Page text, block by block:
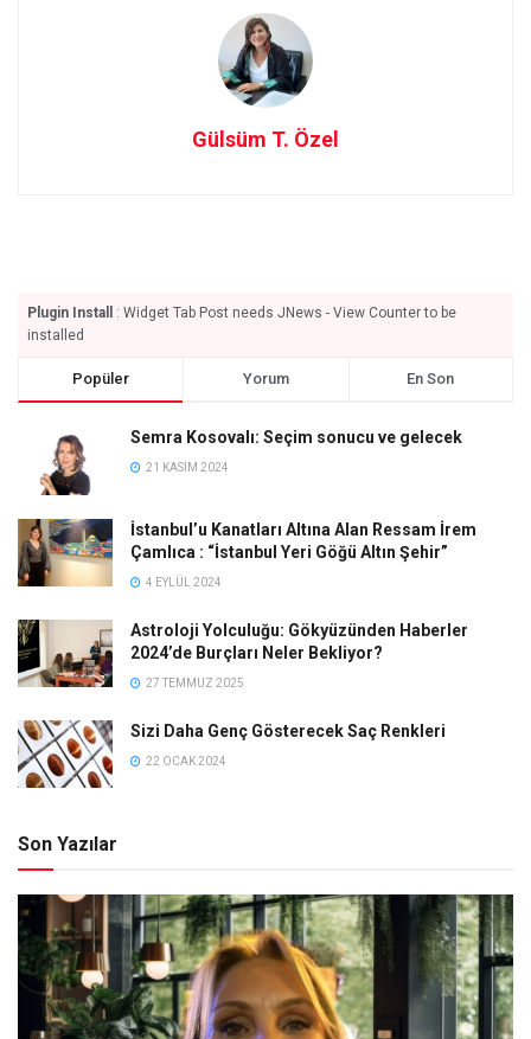
Gülsüm T. Özel
Plugin Install
: Widget Tab Post needs JNews - View Counter to be
installed
Popüler Yorum En Son
Semra Kosovalı: Seçim sonucu ve gelecek
21 KASIM 2024
İstanbul’u Kanatları Altına Alan Ressam İrem
Çamlıca : “İstanbul Yeri Göğü Altın Şehir”
4 EYLÜL 2024
Astroloji Yolculuğu: Gökyüzünden Haberler
2024’de Burçları Neler Bekliyor?
27 TEMMUZ 2025
Sizi Daha Genç Gösterecek Saç Renkleri
22 OCAK 2024
Son Yazılar